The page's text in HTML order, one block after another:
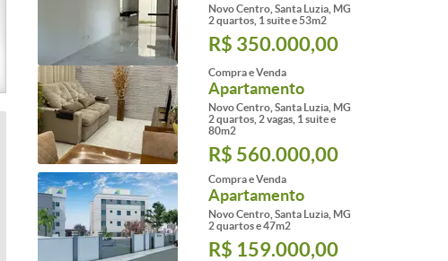
Novo Centro, Santa Luzia, MG
2 quartos, 1 suite e 53m2
R$ 350.000,00
Compra e Venda
Apartamento
Novo Centro, Santa Luzia, MG
2 quartos, 2 vagas, 1 suite e
80m2
R$ 560.000,00
Compra e Venda
Apartamento
Novo Centro, Santa Luzia, MG
2 quartos e 47m2
R$ 159.000,00